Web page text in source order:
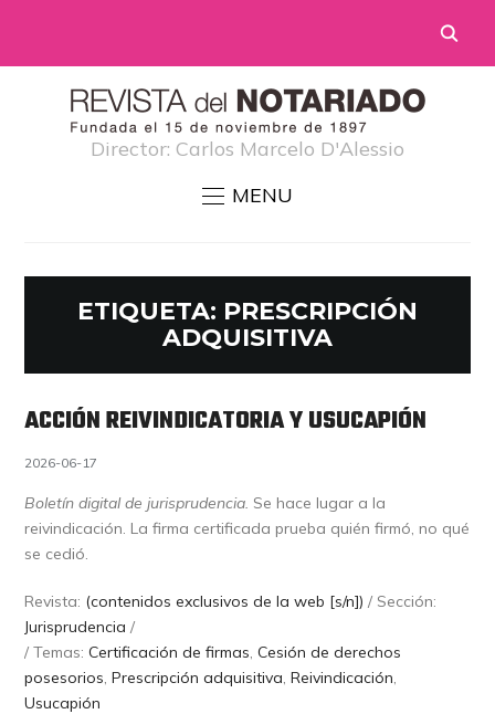
Director: Carlos Marcelo D'Alessio
MENU
ETIQUETA: PRESCRIPCIÓN
ADQUISITIVA
ACCIÓN REIVINDICATORIA Y USUCAPIÓN
2026-06-17
Boletín digital de jurisprudencia. Se hace lugar a la
reivindicación. La firma certificada prueba quién firmó, no qué
se cedió.
Revista: (contenidos exclusivos de la web [s/n]) / Sección:
Jurisprudencia /
/ Temas:Certificación de firmas,Cesión de derechos
posesorios,Prescripción adquisitiva,Reivindicación,
Usucapión